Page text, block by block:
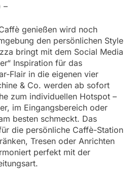
–
genießen wird noch
den persönlichen Style
bringt mit dem Social Media
Inspiration für das
Flair in die eigenen vier
& Co. werden ab sofort
zum individuellen Hotspot –
im Eingangsbereich oder
besten schmeckt. Das
die persönliche Caffè-Station
Tresen oder Anrichten
perfekt mit der